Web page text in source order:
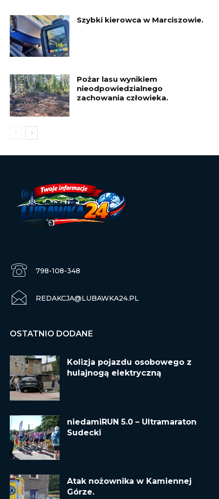
Szybki kierowca w Marciszowie.
Pożar lasu wynikiem
nieodpowiedzialnego
zachowania człowieka.
798-108-348
REDAKCJA@LUBAWKA24.PL
OSTATNIO DODANE
Kolizja pojazdu osobowego z
hulajnogą elektryczną
niedamiRUN 5.0 – Ultramaraton
Sudecki
Atak nożownika w Kamiennej
Górze.